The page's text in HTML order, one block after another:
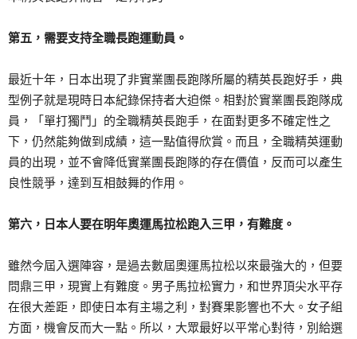
第五，需要支持全職長跑運動員。
最近十年，日本出現了非實業團長跑隊所屬的精英長跑好手，典
型例子就是現時日本紀錄保持者大迫傑。相對於實業團長跑隊成
員，「單打獨鬥」的全職精英長跑手，在面對更多不確定性之
下，仍然能夠做到成績，這一點值得欣賞。而且，全職精英運動
員的出現，並不會降低實業團長跑隊的存在價值，反而可以產生
良性競爭，達到互相鼓舞的作用。
第六，日本人要在明年奧運馬拉松跑入三甲，有難度。
雖然今屆入選陣容，是過去數屆奧運馬拉松以來最強大的，但要
問鼎三甲，現實上有難度。男子馬拉松實力，和世界頂尖水平存
在很大差距，即使日本有主場之利，對賽果影響也不大。女子組
方面，機會反而大一點。所以，大眾最好以平常心對待，別給選